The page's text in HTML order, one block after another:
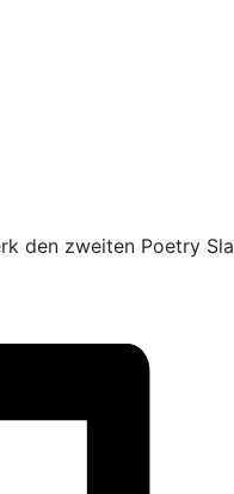
den zweiten Poetry